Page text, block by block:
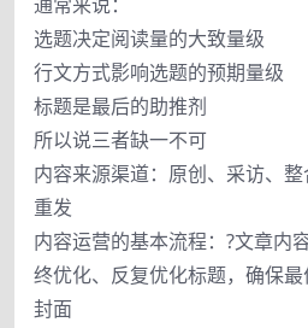
选题决定阅读量的大致量级
行文方式影响选题的预期量级
标题是最后的助推剂
所以说三者缺一不可
内容来源渠道：原创、采访、
重发
内容运营的基本流程：?文章内
终优化、反复优化标题，确保
封面